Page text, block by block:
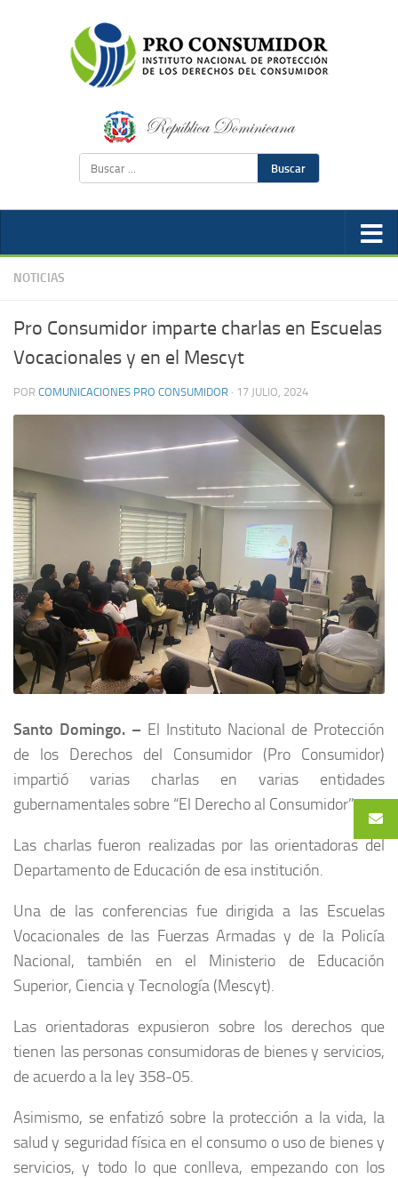
Buscar
NOTICIAS
Pro Consumidor imparte charlas en Escuelas
Vocacionales y en el Mescyt
POR COMUNICACIONES PRO CONSUMIDOR · 17 JULIO, 2024
Santo Domingo. – El Instituto Nacional de Protección
de los Derechos del Consumidor (Pro Consumidor)
impartió varias charlas en varias entidades
gubernamentales sobre “El Derecho al Consumidor”.
Las charlas fueron realizadas por las orientadoras del
Departamento de Educación de esa institución.
Una de las conferencias fue dirigida a las Escuelas
Vocacionales de las Fuerzas Armadas y de la Policía
Nacional, también en el Ministerio de Educación
Superior, Ciencia y Tecnología (Mescyt).
Las orientadoras expusieron sobre los derechos que
tienen las personas consumidoras de bienes y servicios,
de acuerdo a la ley 358-05.
Asimismo, se enfatizó sobre la protección a la vida, la
salud y seguridad física en el consumo o uso de bienes y
servicios, y todo lo que conlleva, empezando con los